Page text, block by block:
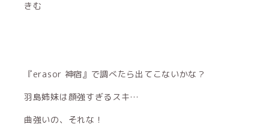
きむ
『erasor 神宿』で調べたら出てこないかな？
羽島姉妹は顔強すぎるスキ…
曲強いの、それな！